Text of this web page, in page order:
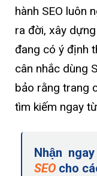
hành SEO luôn
ra đời, xây
đang có ý định
cân nhắc dùng
bảo rằng trang
tìm kiếm ngay
Nhận
SEO cho